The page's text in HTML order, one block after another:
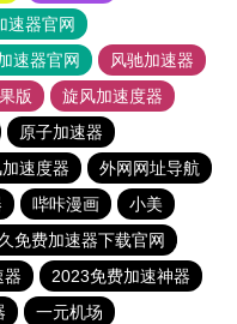
速器官网
速器官网
风驰加速器
版
旋风加速度器
原子加速器
速度器
外网网址导航
哔咔漫画
小美
免费加速器下载官网
器
2023免费加速神器
一元机场